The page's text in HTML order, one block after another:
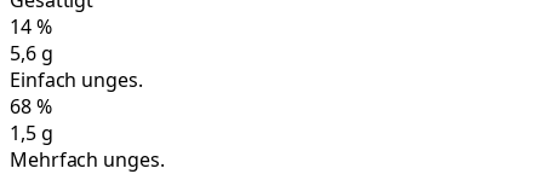
14%
5,6g
Einfach unges.
68%
1,5g
Mehrfach unges.